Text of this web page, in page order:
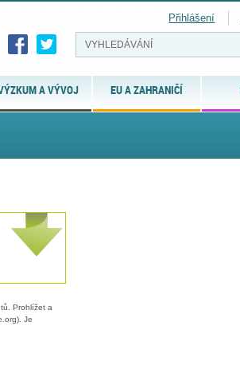
A VÝVOJ EU A ZAHRANIČÍ
Přihlášení
Prohlížet a
Je